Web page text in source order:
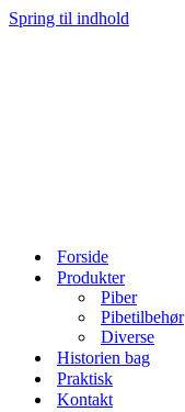
Spring til indhold
Forside
Produkter
Piber
Pibetilbehør
Diverse
Historien bag
Praktisk
Kontakt